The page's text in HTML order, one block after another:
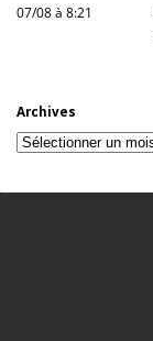
07/08 à 8:21
Archives
Archives